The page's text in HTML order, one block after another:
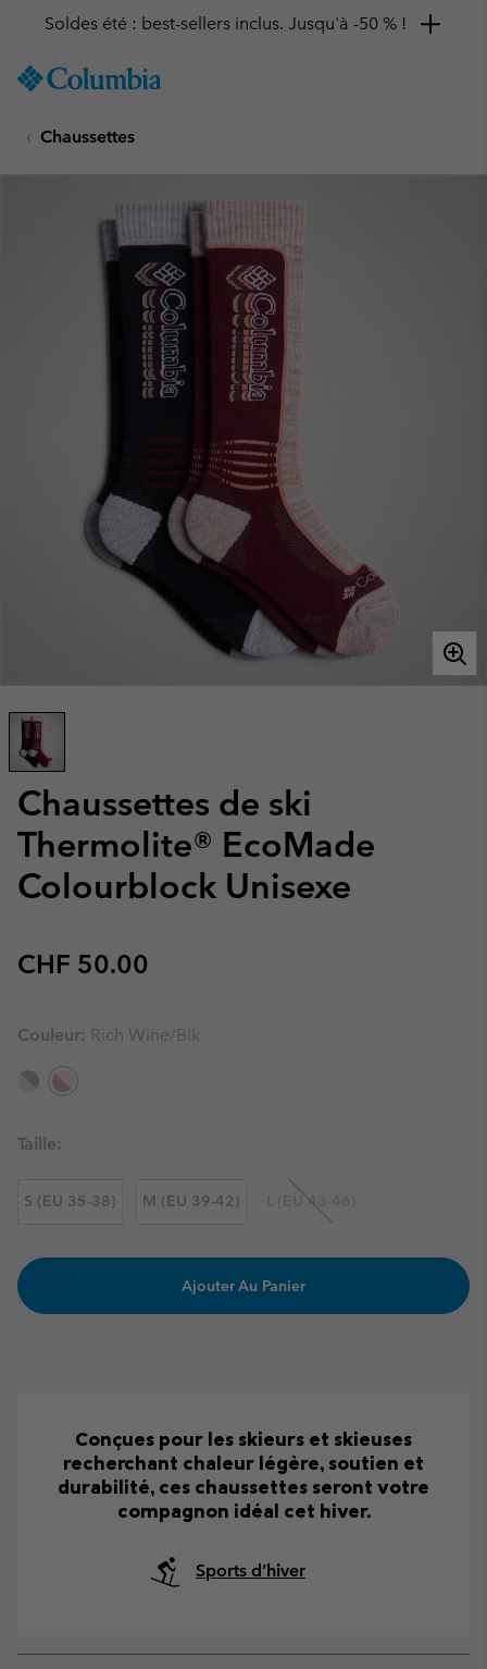
TO
SKIP
MAIN
Soldes été : best-sellers inclus. Jusqu'à -50 % !
Chaussettes
Chaussettes de ski
Thermolite® EcoMade
Colourblock Unisexe
Regular price:
CHF 50.00
Couleur: Rich Wine/Blk
Taille:
S (EU 35-38) M (EU 39-42) L (EU 43-46)
Ajouter Au Panier
Conçues pour les skieurs et skieuses
recherchant chaleur légère, soutien et
durabilité, ces chaussettes seront votre
compagnon idéal cet hiver.
Sports d’hiver